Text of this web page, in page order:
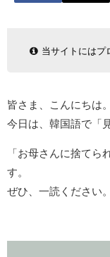
当サイトにはプ
皆さま、こんにちは。
今日は、韓国語で「
「お母さんに捨てら
す。
ぜひ、一読ください。